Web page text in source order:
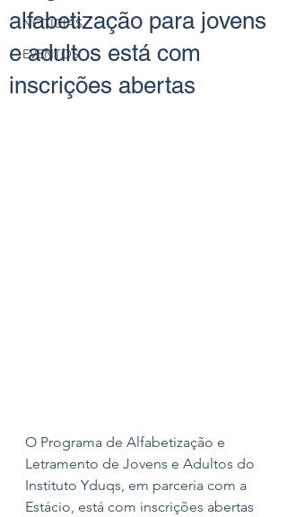
NOTÍCIAS
EVENTOS
alfabetização para jovens
e adultos está com
inscrições abertas
O Programa de Alfabetização e
Letramento de Jovens e Adultos do
Instituto Yduqs, em parceria com a
Estácio, está com inscrições abertas